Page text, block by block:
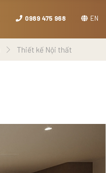
0989 475 968 EN
Thiết kế Nội thất